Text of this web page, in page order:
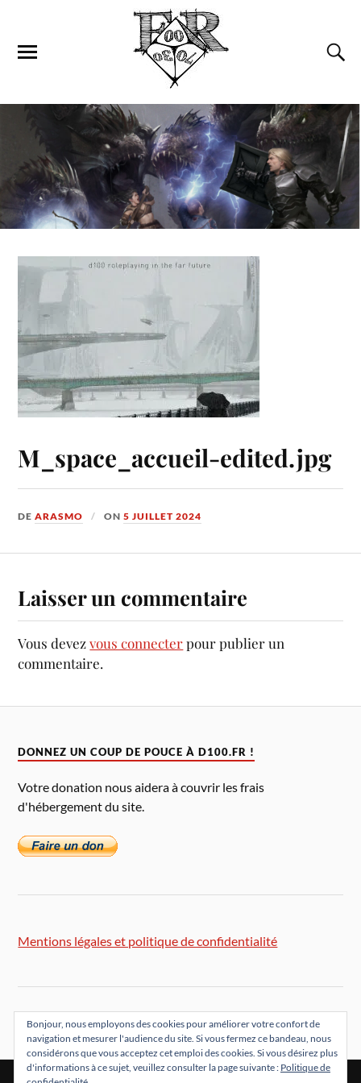
M_space_accueil-edited.jpg
DEARASMO ON5 JUILLET 2024
Laisser un commentaire
Vous devezvous connecterpour publier un
commentaire.
DONNEZ UN COUP DE POUCE À D100.FR !
Votre donation nous aidera à couvrir les frais
d'hébergement du site.
Mentions légales et politique de confidentialité
Bonjour, nous employons des cookies pour améliorer votre confort de
navigation et mesurer l'audience du site. Si vous fermez ce bandeau, nous
considérons que vous acceptez cet emploi des cookies. Si vous désirez plus
d'informations à ce sujet, veuillez consulter la page suivante : Politique de